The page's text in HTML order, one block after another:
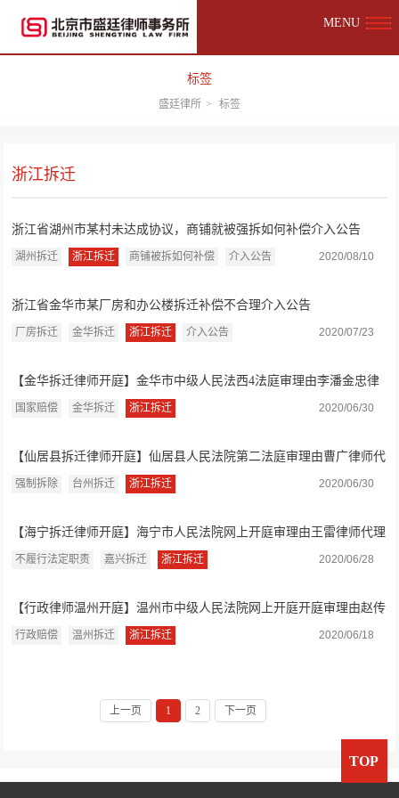
MENU
标签
盛廷律所 > 标签
浙江拆迁
浙江省湖州市某村未达成协议，商铺就被强拆如何补偿介入公告
湖州拆迁 浙江拆迁 商铺被拆如何补偿 介入公告 2020/08/10
浙江省金华市某厂房和办公楼拆迁补偿不合理介入公告
厂房拆迁 金华拆迁 浙江拆迁 介入公告 2020/07/23
【金华拆迁律师开庭】金华市中级人民法西4法庭审理由李潘金忠律
师、龚鹏菲律...
国家赔偿 金华拆迁 浙江拆迁 2020/06/30
【仙居县拆迁律师开庭】仙居县人民法院第二法庭审理由曹广律师代
理的强制拆...
强制拆除 台州拆迁 浙江拆迁 2020/06/30
【海宁拆迁律师开庭】海宁市人民法院网上开庭审理由王雷律师代理
的不履行法...
不履行法定职责 嘉兴拆迁 浙江拆迁 2020/06/28
【行政律师温州开庭】温州市中级人民法院网上开庭开庭审理由赵传
学律师、赵...
行政赔偿 温州拆迁 浙江拆迁 2020/06/18
上一页 1 2 下一页
TOP